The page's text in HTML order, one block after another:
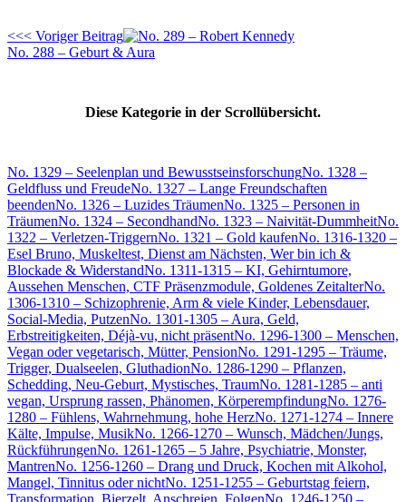
<<< Voriger Beitrag
No. 288 – Geburt & Aura
Diese Kategorie in der Scrollübersicht.
No. 1329 – Seelenplan und BewusstseinsforschungNo. 1328 –
Geldfluss und FreudeNo. 1327 – Lange Freundschaften
beendenNo. 1326 – Luzides TräumenNo. 1325 – Personen in
TräumenNo. 1324 – SecondhandNo. 1323 – Naivität-DummheitNo.
1322 – Verletzen-TriggernNo. 1321 – Gold kaufenNo. 1316-1320 –
Esel Bruno, Muskeltest, Dienst am Nächsten, Wer bin ich &
Blockade & WiderstandNo. 1311-1315 – KI, Gehirntumore,
Aussehen Menschen, CTF Präsenzmodule, Goldenes ZeitalterNo.
1306-1310 – Schizophrenie, Arm & viele Kinder, Lebensdauer,
Social-Media, PutzenNo. 1301-1305 – Aura, Geld,
Erbstreitigkeiten, Déjà-vu, nicht präsentNo. 1296-1300 – Menschen,
Vegan oder vegetarisch, Mütter, PensionNo. 1291-1295 – Träume,
Trigger, Dualseelen, GluthadionNo. 1286-1290 – Pflanzen,
Schedding, Neu-Geburt, Mystisches, TraumNo. 1281-1285 – anti
vegan, Ursprung rassen, Phänomen, KörperempfindungNo. 1276-
1280 – Fühlens, Wahrnehmung, hohe HerzNo. 1271-1274 – Innere
Kälte, Impulse, MusikNo. 1266-1270 – Wunsch, Mädchen/Jungs,
RückführungenNo. 1261-1265 – 5 Jahre, Psychiatrie, Monster,
MantrenNo. 1256-1260 – Drang und Druck, Kochen mit Alkohol,
Mangel, Tinnitus oder nichtNo. 1251-1255 – Geburtstag feiern,
Transformation, Bierzelt, Anschreien, FolgenNo. 1246-1250 –